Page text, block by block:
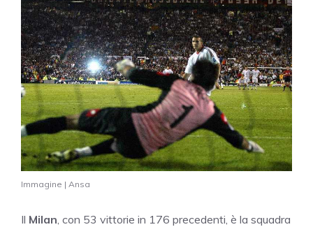
Immagine | Ansa
Il Milan , con 53 vittorie in 176 precedenti, è la squadra